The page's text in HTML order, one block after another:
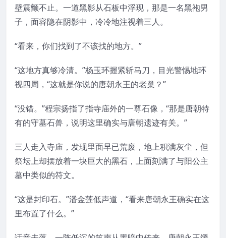
壁震颤不止。一道黑影从石板中浮现，那是一名黑袍男
子，面容隐在阴影中，冷冷地注视着三人。
“看来，你们找到了不该找的地方。”
“这地方真够冷清。”杨玉环握紧斩马刀，目光警惕地环
视四周，“这就是你说的唐朝永王的老巢？”
“没错。”程宗扬指了指寺庙外的一尊石像，“那是唐朝特
有的守墓石兽，说明这里确实与唐朝遗迹有关。”
三人走入寺庙，发现里面早已荒废，地上积满灰尘，但
祭坛上却摆放着一块巨大的黑石，上面刻满了与阳公主
墓中类似的符文。
“这是封印石。”潘金莲低声道，“看来唐朝永王确实在这
里布置了什么。”